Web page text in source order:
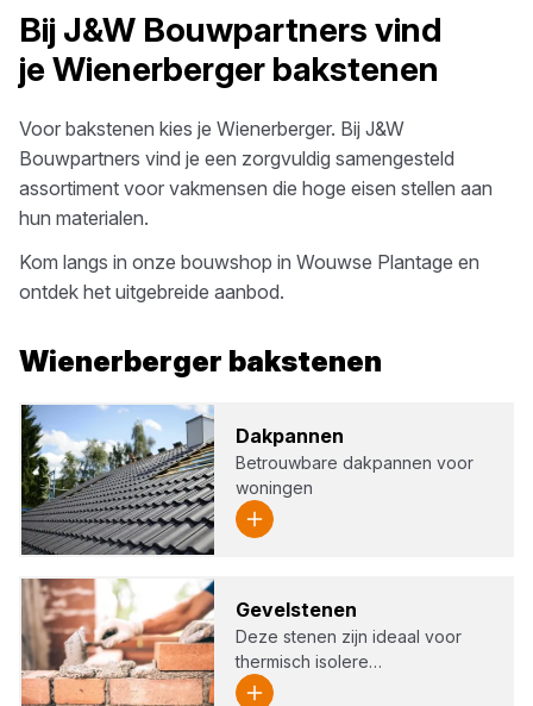
Bij J&W Bouwpartners vind
je Wienerberger bakstenen
Voor bakstenen kies je Wienerberger. Bij J&W
Bouwpartners vind je een zorgvuldig samengesteld
assortiment voor vakmensen die hoge eisen stellen aan
hun materialen.
Kom langs in onze bouwshop in Wouwse Plantage en
ontdek het uitgebreide aanbod.
Wienerberger bakstenen
Dak­pan­nen
Betrouwbare dakpannen voor
woningen
Gevel­ste­nen
Deze stenen zijn ideaal voor
thermisch isolere…